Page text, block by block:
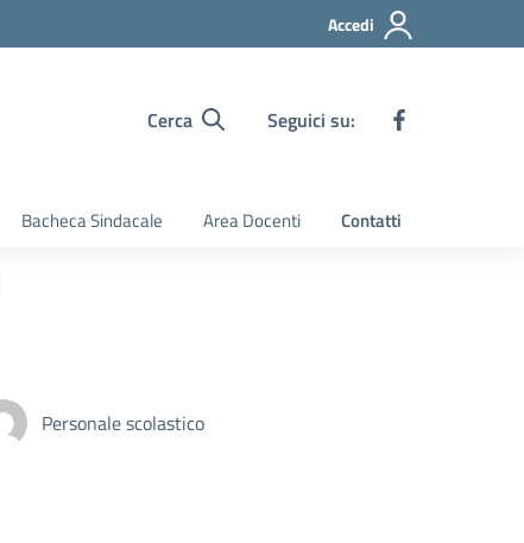
Accedi
Cerca Seguici su:
Bacheca Sindacale Area Docenti Contatti
Personale scolastico